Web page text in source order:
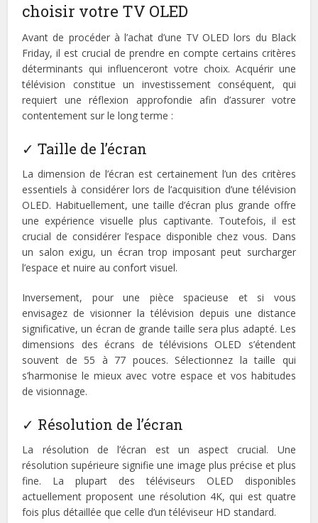
choisir votre TV OLED
Avant de procéder à l’achat d’une TV OLED lors du Black
Friday, il est crucial de prendre en compte certains critères
déterminants qui influenceront votre choix. Acquérir une
télévision constitue un investissement conséquent, qui
requiert une réflexion approfondie afin d’assurer votre
contentement sur le long terme :
✓ Taille de l’écran
La dimension de l’écran est certainement l’un des critères
essentiels à considérer lors de l’acquisition d’une télévision
OLED. Habituellement, une taille d’écran plus grande offre
une expérience visuelle plus captivante. Toutefois, il est
crucial de considérer l’espace disponible chez vous. Dans
un salon exigu, un écran trop imposant peut surcharger
l’espace et nuire au confort visuel.
Inversement, pour une pièce spacieuse et si vous
envisagez de visionner la télévision depuis une distance
significative, un écran de grande taille sera plus adapté. Les
dimensions des écrans de télévisions OLED s’étendent
souvent de 55 à 77 pouces. Sélectionnez la taille qui
s’harmonise le mieux avec votre espace et vos habitudes
de visionnage.
✓ Résolution de l’écran
La résolution de l’écran est un aspect crucial. Une
résolution supérieure signifie une image plus précise et plus
fine. La plupart des téléviseurs OLED disponibles
actuellement proposent une résolution 4K, qui est quatre
fois plus détaillée que celle d’un téléviseur HD standard.